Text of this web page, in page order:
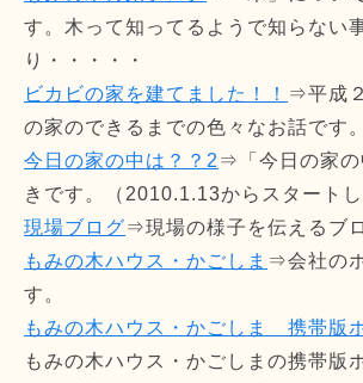
す。木って知ってるようで知らない
り・・・・・
ビカビの家を建てました！！ ⇒平成
の家のできるまでの色々なお話です。
今日の家の中は？？2 ⇒「今日の家の
きです。（2010.1.13からスタートし
現場ブログ⇒現場の様子を伝えるブ
もみの木ハウス・かごしま ⇒会社の
す。
もみの木ハウス・かごしま 携帯版
もみの木ハウス・かごしまの携帯版